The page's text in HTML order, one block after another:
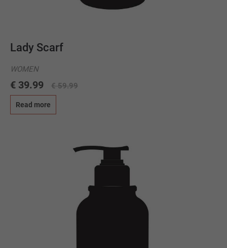
Lady Scarf
WOMEN
€ 39.99 € 59.99
Read more